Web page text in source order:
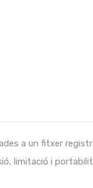
a un fitxer
limitació i